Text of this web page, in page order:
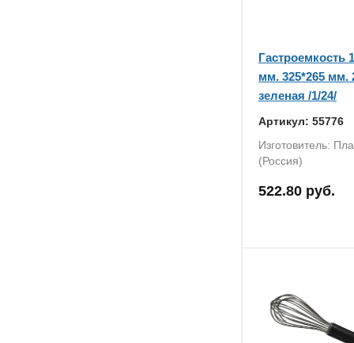
Гастроемкость
мм. 325*265 мм.
зеленая /1/24/
Артикул: 55776
Изготовитель:
(Россия)
522.80 руб.